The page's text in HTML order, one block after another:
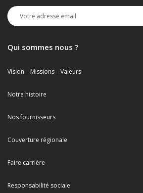
Qui sommes nous ?
Vision – Missions – Valeurs
Notre histoire
Nos fournisseurs
Couverture régionale
Faire carrière
Responsabilité sociale